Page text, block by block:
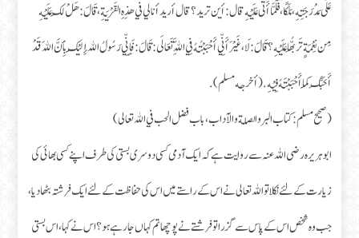
عَلَى مَدْرَجَتِهِ، مَلَكًا، فَلَمَّا أَتَى عَلَيْهِ قال: أين تريد ؟ قال أريد أنا لي في هذِهِ القَرْيَةِ، قَالَ: هَلْ لَكَ عَلَيْهِ
مِن نِعْمَةٍ تَربُّهَا عَلَيْهِ ؟ قَالَ : لَا ، غَيْرَ أَنِّي أَحْبَبْتُهُ فِي اللَّهِ تَعَالَى: قَالَ: فَإِنِّي رَسُولُ الله إِلَيْكَ بِأَنَّ اللهَ قَدْ
أَحَبَّكَ كَمَا أَحْبَبْتَهُ فِيْهِ. (أخرجه مسلم).
(صحیح مسلم : كتاب البر والصلة والآداب، باب فضل الحب في الله تعالى)
ابو ہریرہ رضی اللہ عنہ سے روایت ہے کہ ایک آدمی کسی دوسری بستی کی طرف اپنے کسی بھائی کی
زیارت کے لئے نکلا تو اللہ تعالی نے اس کے راستے میں اس کی حفاظت کے لئے ایک فرشتہ بٹھا دیا ،
جب وہ شخص اس کے پاس سے گزرا تو فرشتے نے پوچھا تم کہاں جارہے ہو؟ اس نے کہا، اس بستی